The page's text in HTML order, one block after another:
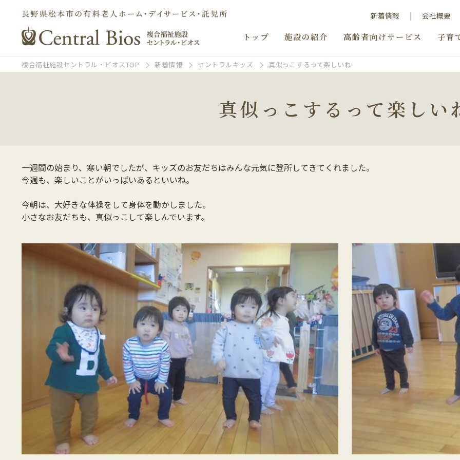
新着情報 会社概要
トップ 施設の紹介 高齢者向けサービス 子育
複合福祉施設セントラル・ビオスTOP 新着情報 セントラルキッズ 真似っこするって楽しいね
真似っこするって楽しい
一週間の始まり、寒い朝でしたが、キッズのお友だちはみんな元気に登所してきてくれました。
今週も、楽しいことがいっぱいあるといいね。
今朝は、大好きな体操をして身体を動かしました。
小さなお友だちも、真似っこして楽しんでいます。